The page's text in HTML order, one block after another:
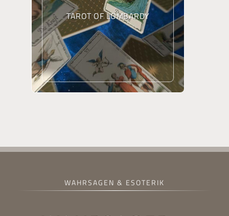
TAROT OF LOMBARDY
WAHRSAGEN & ESOTERIK